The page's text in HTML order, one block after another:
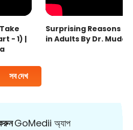
সব দেখ
- 1) |
Surprising Reasons
in Adults By Dr.
GoMedii অ্যাপ